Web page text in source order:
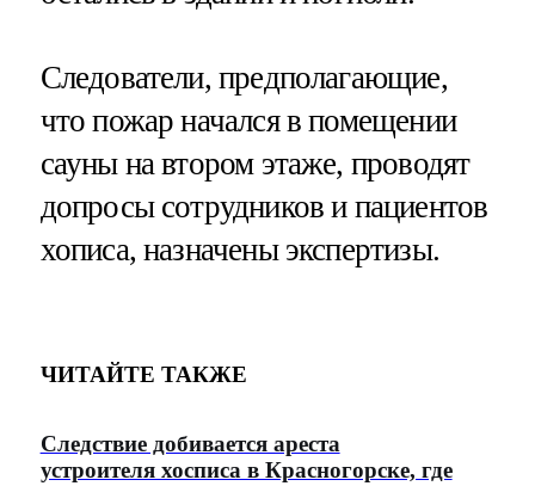
Следователи, предполагающие,
что пожар начался в помещении
сауны на втором этаже, проводят
допросы сотрудников и пациентов
хописа, назначены экспертизы.
ЧИТАЙТЕ ТАКЖЕ
Следствие добивается ареста
устроителя хосписа в Красногорске, где